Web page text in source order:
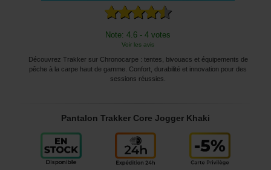
Note: 4.6 - 4 votes
Voir les avis
Découvrez Trakker sur Chronocarpe : tentes, bivouacs et équipements de
pêche à la carpe haut de gamme. Confort, durabilité et innovation pour des
sessions réussies.
Pantalon Trakker Core Jogger Khaki